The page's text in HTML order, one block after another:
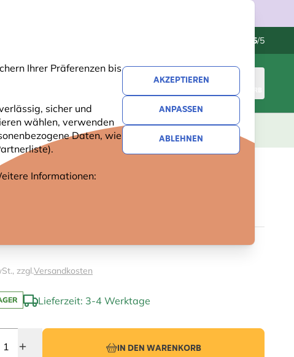
Ihrer Präferenzen bis
sicher und
wählen, verwenden
Daten, wie
Informationen:
AKZEPTIEREN
ANPASSEN
ABLEHNEN
4.5/5
WARENKORB
GESCHENKE NEUHEITEN ANGEBOTE
zzgl.Versandkosten
Lieferzeit: 3-4 Werktage
IN DEN WARENKORB